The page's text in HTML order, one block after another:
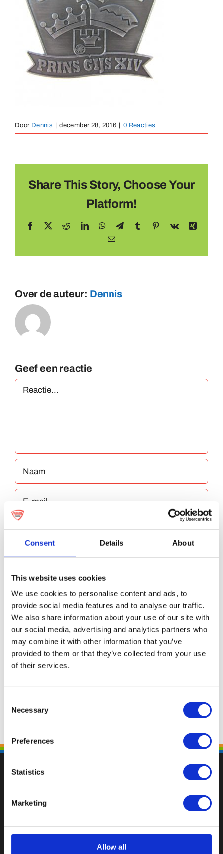
Consent Details About
This website uses cookies
We use cookies to personalise content and ads, to
provide social media features and to analyse our traffic.
We also share information about your use of our site with
our social media, advertising and analytics partners who
may combine it with other information that you’ve
provided to them or that they’ve collected from your use
of their services.
Selection
Necessary
Preferences
Statistics
Marketing
Allow all
Medailles
Magneten
Door Dennis december 28, 2016 0 Reacties
Share This Story, Choose Your
Platform!
Facebook RedditLinkedInWhatsApp
TelegramTumblr Pinterest
Vk
Xing
E-
Over de auteur: Dennis
Geef een reactie
Reactie
in deze browser voor de volgende keer dat ik
reageer.
Val op met een unieke